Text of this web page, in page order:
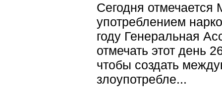
Сегодня
употреблением
году Генеральная
отмечать этот день
чтобы создать
злоупотребле...